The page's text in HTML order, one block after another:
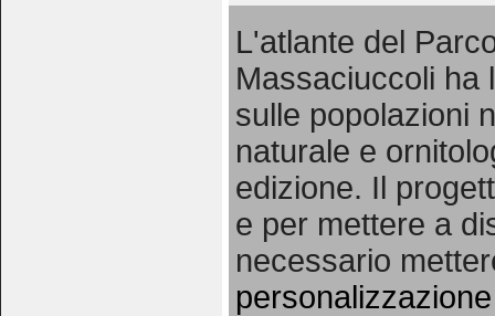
L'atlante del
Massaciuccoli ha
sulle popolazioni
naturale e
edizione. Il
e per mettere a
necessario